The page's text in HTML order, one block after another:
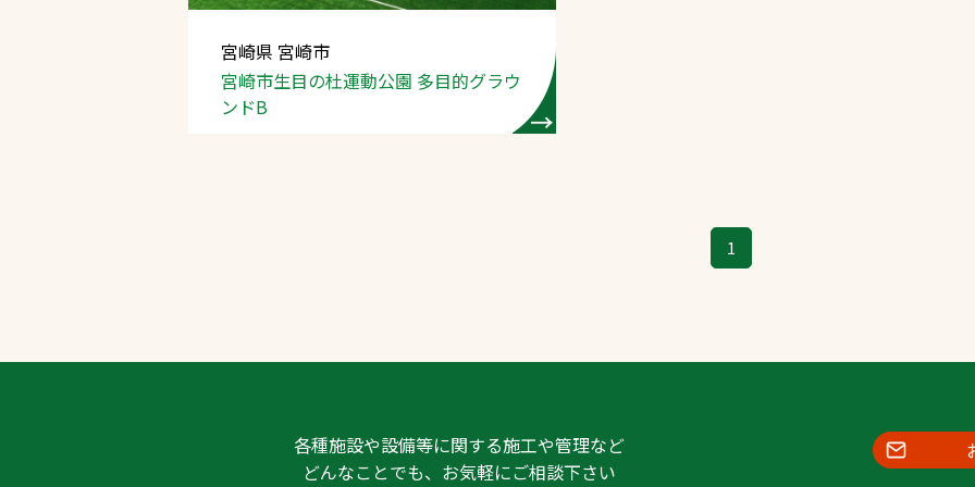
宮崎県 宮崎市
宮崎市生目の杜運動公園 多目的グラウ
ンドB
1
各種施設や設備等に関する施工や管理など
どんなことでも、お気軽にご相談下さい